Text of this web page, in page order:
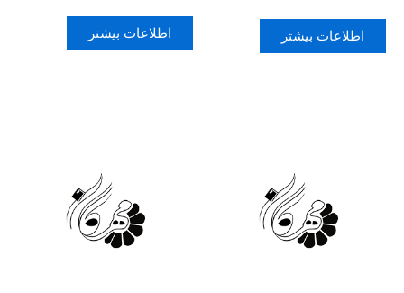
اطلاعات بیشتر اطلاعات بیشتر